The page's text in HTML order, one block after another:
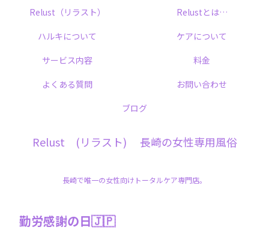
Relust (リラスト) 長崎の女性専用風俗
長崎で唯一の女性向けトータルケア専門店。
Relust（リラスト）
Relustとは…
ハルキについて
ケアについて
サービス内容
料金
よくある質問
お問い合わせ
ブログ
勤労感謝の日🇯🇵